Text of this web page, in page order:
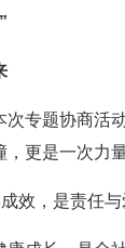
次专题协商活
，更是一次力
成效，是责任